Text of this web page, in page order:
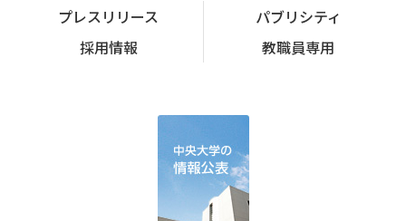
プレスリリース
パブリシティ
採用情報
教職員専用